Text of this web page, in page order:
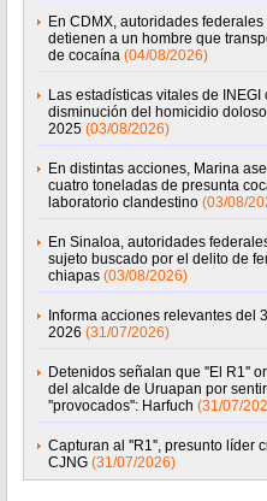
En CDMX, autoridades
detienen a un hombre que
de cocaína (04/08/2026)
Las estadísticas vitales de INEGI
disminución del homicidio
2025 (03/08/2026)
En distintas acciones, Marina
cuatro toneladas de presunta
laboratorio clandestino (03/08/
En Sinaloa, autoridades
sujeto buscado por el delito de
chiapas (03/08/2026)
Informa acciones relevantes del
2026 (31/07/2026)
Detenidos señalan que ''El R1''
del alcalde de Uruapan por
''provocados'': Harfuch (31/07/
Capturan al ''R1'', presunto líder
CJNG (31/07/2026)